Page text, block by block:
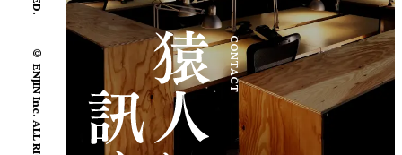
CONTACT